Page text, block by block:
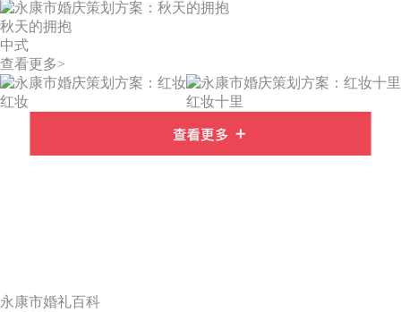
秋天的拥抱
中式
查看更多>
红妆 红妆十里
永康市婚礼百科